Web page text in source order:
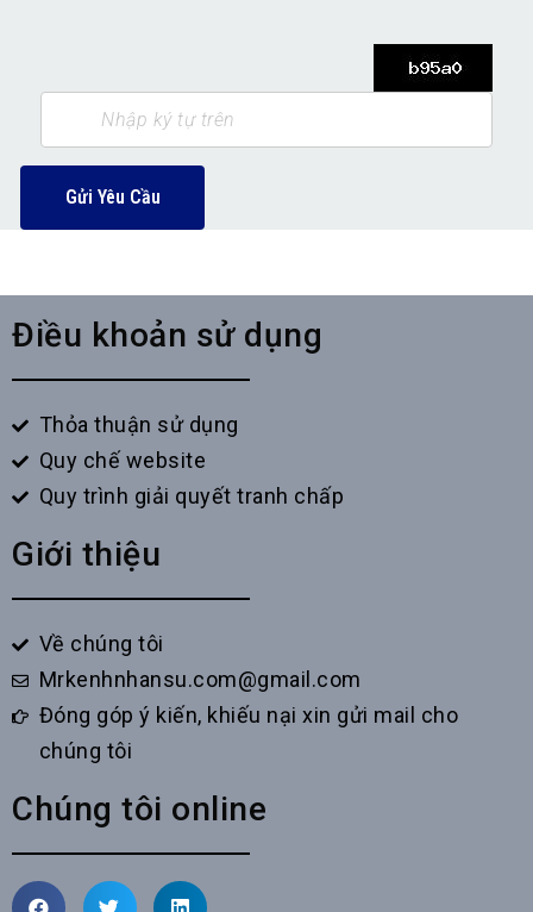
Gửi Yêu Cầu
Điều khoản sử dụng
Thỏa thuận sử dụng
Quy chế website
Quy trình giải quyết tranh chấp
Giới thiệu
Về chúng tôi
Mrkenhnhansu.com@gmail.com
Đóng góp ý kiến, khiếu nại xin gửi mail cho
chúng tôi
Chúng tôi online